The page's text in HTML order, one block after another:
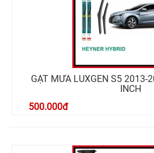
GẠT MƯA LUXGEN S5 2013-
INCH
500.000đ